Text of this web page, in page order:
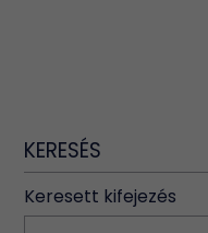
KERESÉS
Keresett kifejezés